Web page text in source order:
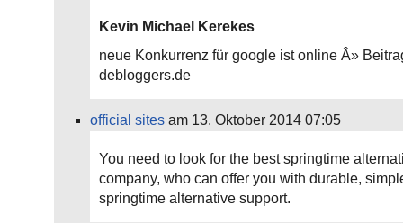
Kevin Michael Kerekes
neue Konkurrenz für google ist online Â»
debloggers.de
official sites am 13. Oktober 2014 07:05
You need to look for the best springtime
company, who can offer you with durable,
springtime alternative support.